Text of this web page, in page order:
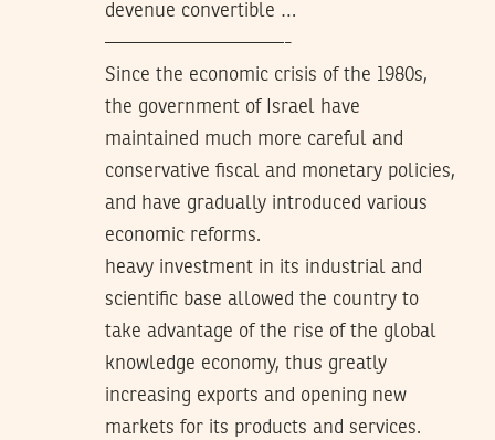
devenue convertible …
—————————-
Since the economic crisis of the 1980s,
the government of Israel have
maintained much more careful and
conservative fiscal and monetary policies,
and have gradually introduced various
economic reforms.
heavy investment in its industrial and
scientific base allowed the country to
take advantage of the rise of the global
knowledge economy, thus greatly
increasing exports and opening new
markets for its products and services.